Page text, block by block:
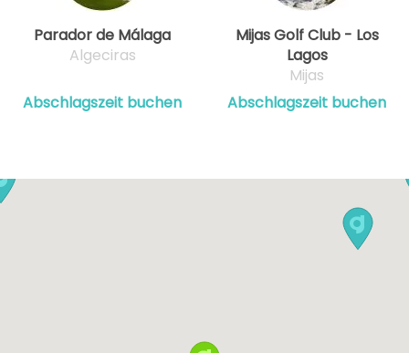
Parador de Málaga
Algeciras
Abschlagszeit buchen
Mijas Golf Club - Los
Lagos
Mijas
Abschlagszeit buchen